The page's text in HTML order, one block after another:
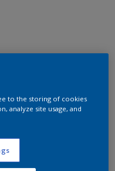
to the storing of cookies
analyze site usage, and